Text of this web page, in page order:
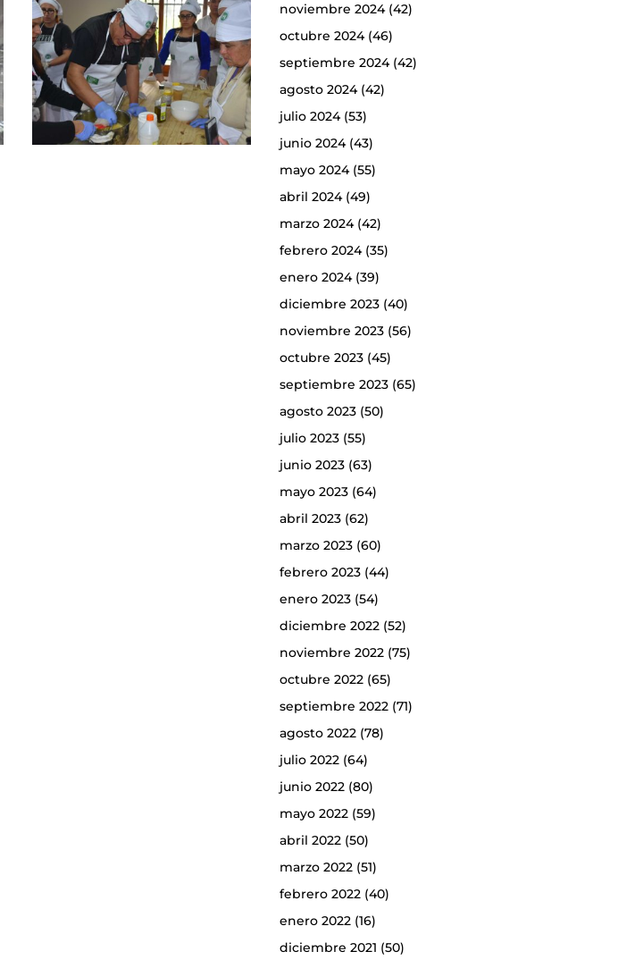
noviembre 2024(42)
octubre 2024(46)
septiembre 2024(42)
agosto 2024(42)
julio 2024(53)
junio 2024(43)
mayo 2024(55)
abril 2024(49)
marzo 2024(42)
febrero 2024(35)
enero 2024(39)
diciembre 2023(40)
noviembre 2023(56)
octubre 2023(45)
septiembre 2023(65)
agosto 2023(50)
julio 2023(55)
junio 2023(63)
mayo 2023(64)
abril 2023(62)
marzo 2023(60)
febrero 2023(44)
enero 2023(54)
diciembre 2022(52)
noviembre 2022(75)
octubre 2022(65)
septiembre 2022(71)
agosto 2022(78)
julio 2022(64)
junio 2022(80)
mayo 2022(59)
abril 2022(50)
marzo 2022(51)
febrero 2022(40)
enero 2022(16)
diciembre 2021 (50)